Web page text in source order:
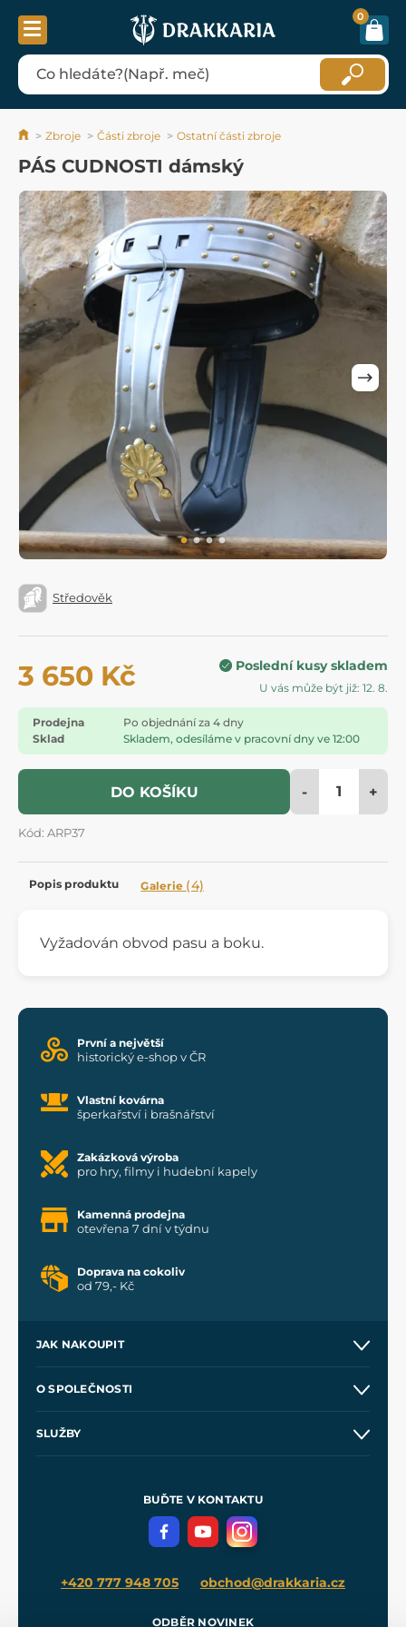
0
Zbroje Části zbroje Ostatní části zbroje
PÁS CUDNOSTI dámský
Středověk
3 650 Kč Poslední kusy skladem
U vás může být již: 12. 8.
Prodejna
Po objednání za 4 dny
Sklad
Skladem, odesíláme v pracovní dny ve 12:00
DO KOŠÍKU - +
Kód: ARP37
Popis produktu Galerie (4)
Vyžadován obvod pasu a boku.
První a největší
historický e-shop v ČR
Vlastní kovárna
šperkařství i brašnářství
Zakázková výroba
pro hry, filmy i hudební kapely
Kamenná prodejna
otevřena 7 dní v týdnu
Doprava na cokoliv
od 79,- Kč
JAK NAKOUPIT
Velkoobchod
O SPOLEČNOSTI
SLUŽBY
Meče pro Kingdom Come
BUĎTE V KONTAKTU
+420 777 948 705 obchod@drakkaria.cz
ODBĚR NOVINEK